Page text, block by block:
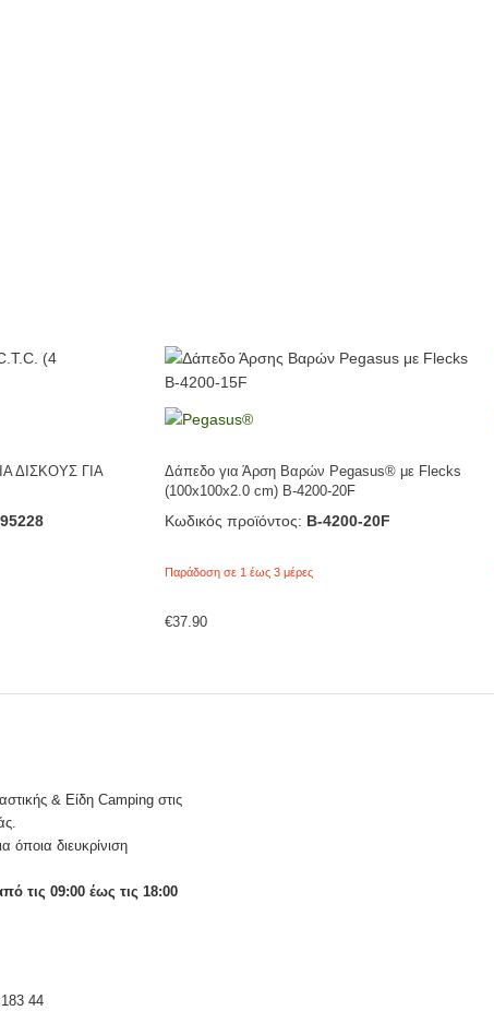
ΔΙΣΚΟΥΣ ΓΙΑ
Δάπεδο για Άρση Βαρών Pegasus® με Flecks
(100x100x2.0 cm) Β-4200-20F
Κωδικός προϊόντος: Β-4200-20F
Παράδοση σε 1 έως 3 μέρες
€37.90
& Είδη Camping στις
όποια διευκρίνιση
τις 09:00 έως τις 18:00
44